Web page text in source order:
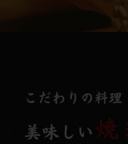
こだわりの料理
美味しい 焼